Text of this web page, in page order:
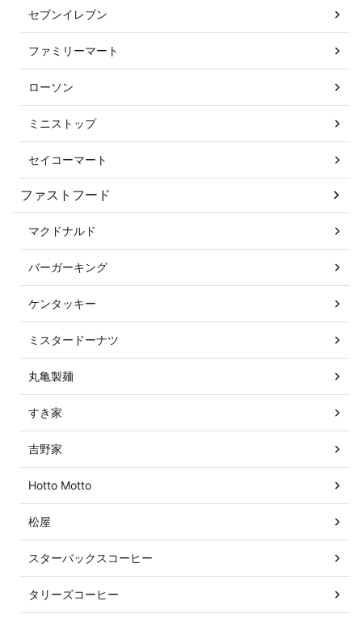
セブンイレブン
ファミリーマート
ローソン
ミニストップ
セイコーマート
ファストフード
マクドナルド
バーガーキング
ケンタッキー
ミスタードーナツ
丸亀製麺
すき家
吉野家
Hotto Motto
松屋
スターバックスコーヒー
タリーズコーヒー